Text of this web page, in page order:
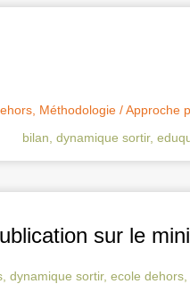
, Méthodologie / Approche
bilan dynamique sortir,
sur le
, dynamique sortir, ecole dehors,